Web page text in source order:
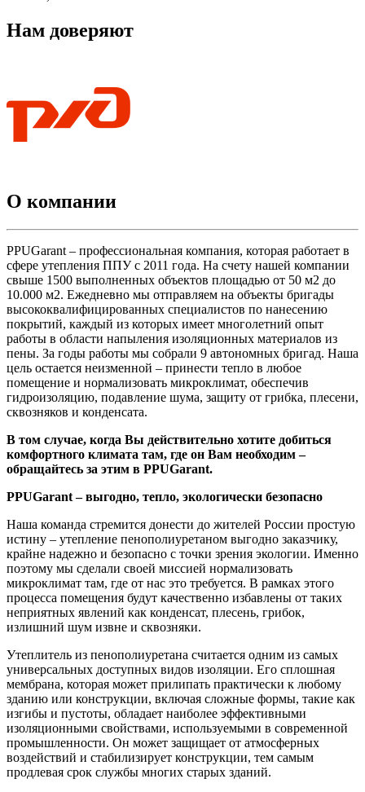
Нам доверяют
О компании
PPUGarant – профессиональная компания, которая работает в
сфере утепления ППУ с 2011 года. На счету нашей компании
свыше 1500 выполненных объектов площадью от 50 м2 до
10.000 м2. Ежедневно мы отправляем на объекты бригады
высококвалифицированных специалистов по нанесению
покрытий, каждый из которых имеет многолетний опыт
работы в области напыления изоляционных материалов из
пены. За годы работы мы собрали 9 автономных бригад. Наша
цель остается неизменной – принести тепло в любое
помещение и нормализовать микроклимат, обеспечив
гидроизоляцию, подавление шума, защиту от грибка, плесени,
сквозняков и конденсата.
В том случае, когда Вы действительно хотите добиться
комфортного климата там, где он Вам необходим –
обращайтесь за этим в PPUGarant.
PPUGarant – выгодно, тепло, экологически безопасно
Наша команда стремится донести до жителей России простую
истину – утепление пенополиуретаном выгодно заказчику,
крайне надежно и безопасно с точки зрения экологии. Именно
поэтому мы сделали своей миссией нормализовать
микроклимат там, где от нас это требуется. В рамках этого
процесса помещения будут качественно избавлены от таких
неприятных явлений как конденсат, плесень, грибок,
излишний шум извне и сквозняки.
Утеплитель из пенополиуретана считается одним из самых
универсальных доступных видов изоляции. Его сплошная
мембрана, которая может прилипать практически к любому
зданию или конструкции, включая сложные формы, такие как
изгибы и пустоты, обладает наиболее эффективными
изоляционными свойствами, используемыми в современной
промышленности. Он может защищает от атмосферных
воздействий и стабилизирует конструкции, тем самым
продлевая срок службы многих старых зданий.